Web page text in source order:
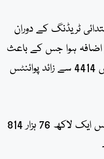
ٹریڈنگ کے دوران
اضافہ ہوا جس کے باعث
پاکستان اسٹاک ایکسچینج میں 4414 سے زائد پوائنٹس
اس تیزی کے بعد ہنڈرڈ انڈیکس ایک لاکھ 76 ہزار 814